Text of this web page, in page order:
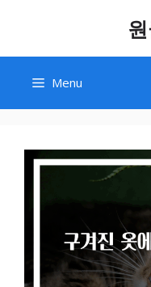
content
Menu